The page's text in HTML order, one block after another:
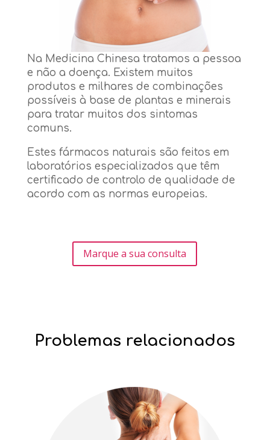
Na Medicina Chinesa tratamos a pessoa
e não a doença. Existem muitos
produtos e milhares de combinações
possíveis à base de plantas e minerais
para tratar muitos dos sintomas
comuns.
Estes fármacos naturais são feitos em
laboratórios especializados que têm
certificado de controlo de qualidade de
acordo com as normas europeias.
Marque a sua consulta
Problemas relacionados